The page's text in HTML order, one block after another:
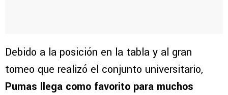
Debido a la posición en la tabla y al gran
torneo que realizó el conjunto universitario,
Pumas llega como favorito para muchos